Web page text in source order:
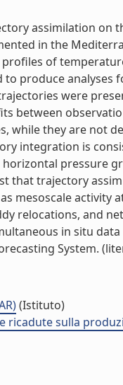
assimilation on
in the
of
to produce
were
between
while they are not
integration is
pressure
that trajectory
mesoscale activity
relocations, and
in situ
System.
(Istituto)
ricadute sulla